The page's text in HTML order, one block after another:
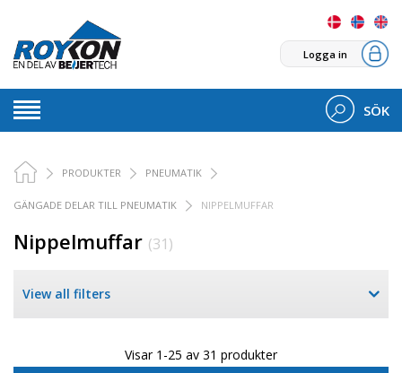
Logga in
SÖK
PRODUKTER PNEUMATIK
GÄNGADE DELAR TILL PNEUMATIK NIPPELMUFFAR
Nippelmuffar (31)
View all filters
Visar 1-25 av 31 produkter